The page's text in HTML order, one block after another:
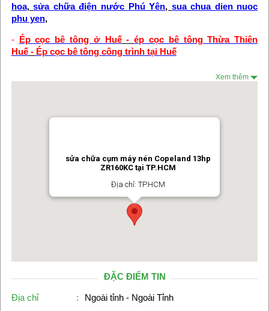
hoa,sửa chữa điện nước Phú Yên, sua chua dien nuoc
phu yen,
- Ép cọc bê tông ở Huế-ép cọc bê tông Thừa Thiên
Huế- Ép cọc bê tông công trình tại Huế
Xem thêm
sửa chữa cụm máy nén Copeland 13hp
ZR160KC tại TP.HCM
Địa chỉ: TP.HCM
ĐẶC ĐIỂM TIN
Địa chỉ :
Ngoài tỉnh - Ngoài Tỉnh